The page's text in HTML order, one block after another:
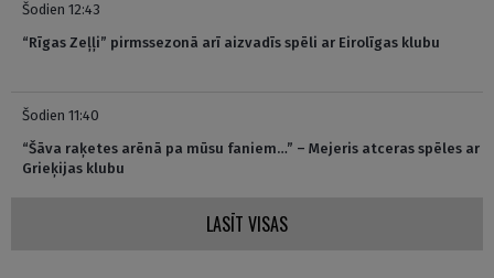
Šodien 12:43
“Rīgas Zeļļi” pirmssezonā arī aizvadīs spēli ar Eirolīgas klubu
Šodien 11:40
“Šāva raķetes arēnā pa mūsu faniem…” – Mejeris atceras spēles ar
Grieķijas klubu
LASĪT VISAS